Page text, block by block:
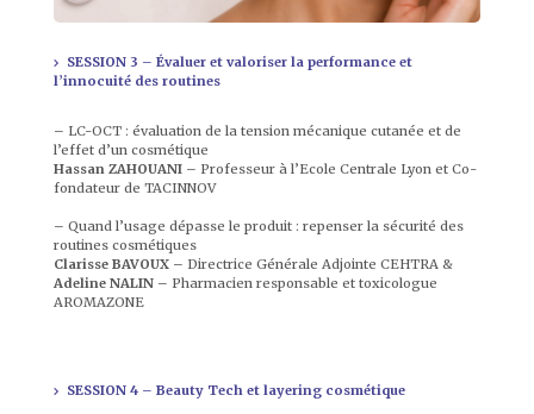
SESSION 3 – Évaluer et valoriser la performance et
l’innocuité des routines
– LC-OCT : évaluation de la tension mécanique cutanée et de
l’effet d’un cosmétique
Hassan ZAHOUANI – Professeur à l’Ecole Centrale Lyon et Co-
fondateur de TACINNOV
– Quand l’usage dépasse le produit : repenser la sécurité des
routines cosmétiques
Clarisse BAVOUX – Directrice Générale Adjointe CEHTRA &
Adeline NALIN – Pharmacien responsable et toxicologue
AROMAZONE
SESSION 4 – Beauty Tech et layering cosmétique